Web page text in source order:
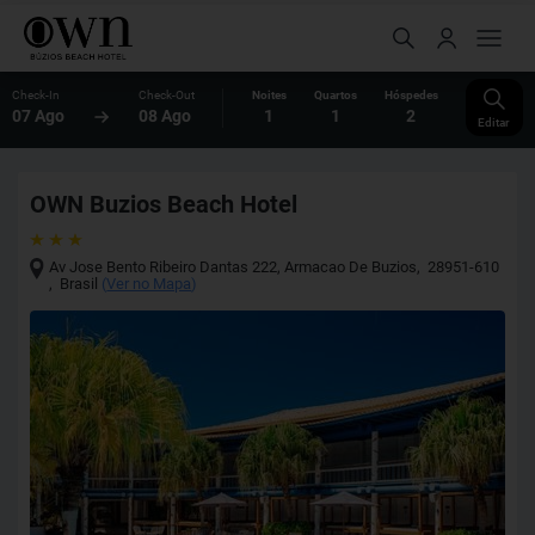
Check-In
07 Ago
Check-Out
08 Ago
Noites
1
Quartos
1
Hóspedes
2 Editar
OWN Buzios Beach Hotel
Av Jose Bento Ribeiro Dantas 222,Armacao De Buzios, 28951-610
, Brasil (Ver no Mapa)